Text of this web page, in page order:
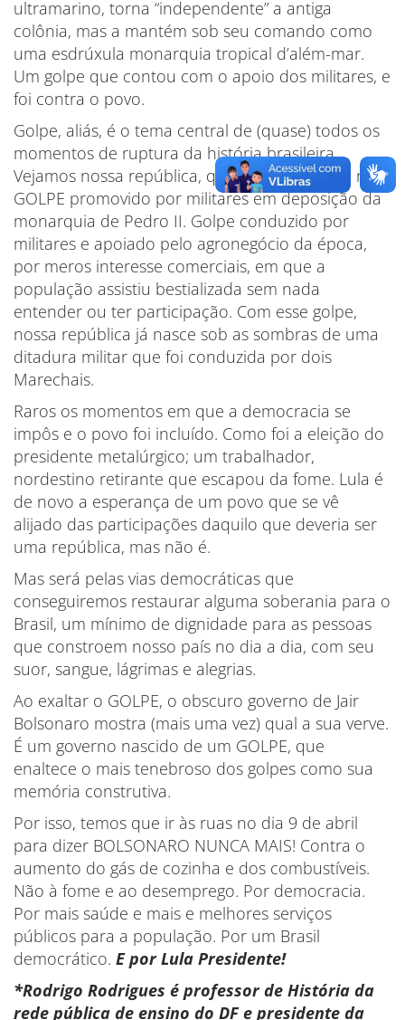
ultramarino, torna “independente” a antiga
colônia, mas a mantém sob seu comando como
uma esdrúxula monarquia tropical d’além-mar.
Um golpe que contou com o apoio dos militares, e
foi contra o povo.
Golpe, aliás, é o tema central de (quase) todos os
momentos de ruptura da história brasileira.
Vejamos nossa república, que foi proclamada num
GOLPE promovido por militares em deposição da
monarquia de Pedro II. Golpe conduzido por
militares e apoiado pelo agronegócio da época,
por meros interesse comerciais, em que a
população assistiu bestializada sem nada
entender ou ter participação. Com esse golpe,
nossa república já nasce sob as sombras de uma
ditadura militar que foi conduzida por dois
Marechais.
Raros os momentos em que a democracia se
impôs e o povo foi incluído. Como foi a eleição do
presidente metalúrgico; um trabalhador,
nordestino retirante que escapou da fome. Lula é
de novo a esperança de um povo que se vê
alijado das participações daquilo que deveria ser
uma república, mas não é.
Mas será pelas vias democráticas que
conseguiremos restaurar alguma soberania para o
Brasil, um mínimo de dignidade para as pessoas
que constroem nosso país no dia a dia, com seu
suor, sangue, lágrimas e alegrias.
Ao exaltar o GOLPE, o obscuro governo de Jair
Bolsonaro mostra (mais uma vez) qual a sua verve.
É um governo nascido de um GOLPE, que
enaltece o mais tenebroso dos golpes como sua
memória construtiva.
Por isso, temos que ir às ruas no dia 9 de abril
para dizer BOLSONARO NUNCA MAIS! Contra o
aumento do gás de cozinha e dos combustíveis.
Não à fome e ao desemprego. Por democracia.
Por mais saúde e mais e melhores serviços
públicos para a população. Por um Brasil
democrático. E por Lula Presidente!
*Rodrigo Rodrigues é professor de História da
rede pública de ensino do DF e presidente da